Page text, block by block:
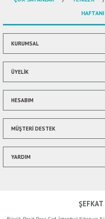
Ürün bilgilerinde hatalar
Ürün fiyatı diğer sitelerden
Bu ürüne benzer farklı
KURUMSAL
ÜYELİK
HESABIM
MÜŞTERİ DESTEK
YARDIM
ŞEFKAT